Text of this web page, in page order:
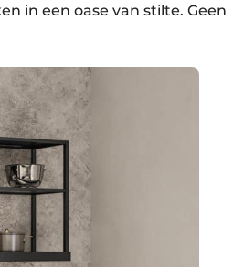
in een oase van stilte. Geen